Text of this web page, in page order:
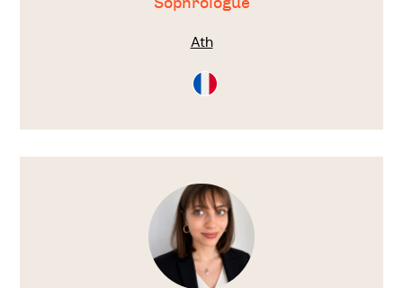
Sophrologue
Ath
Consultation
en
Voir